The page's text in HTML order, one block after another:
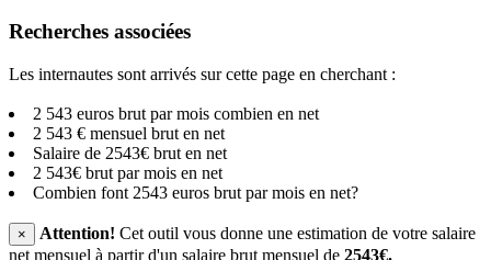
Recherches associées
Les internautes sont arrivés sur cette page en cherchant :
2 543 euros brut par mois combien en net
2 543 € mensuel brut en net
Salaire de 2543€ brut en net
2 543€ brut par mois en net
Combien font 2543 euros brut par mois en net?
× Attention! Cet outil vous donne une estimation de votre salaire
net mensuel à partir d'un salaire brut mensuel de 2543€.